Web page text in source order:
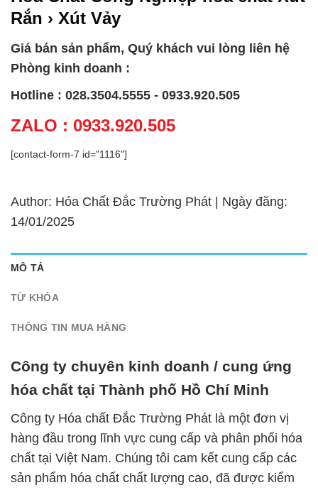
Rắn › Xút Vảy
Giá bán sản phẩm, Quý khách vui lòng liên hệ
Phòng kinh doanh :
Hotline : 028.3504.5555 - 0933.920.505
ZALO : 0933.920.505
[contact-form-7 id="1116"]
Author: Hóa Chất Đắc Trường Phát | Ngày đăng:
14/01/2025
MÔ TẢ
TỪ KHÓA
THÔNG TIN MUA HÀNG
Công ty chuyên kinh doanh / cung ứng
hóa chất tại Thành phố Hồ Chí Minh
Công ty Hóa chất Đắc Trường Phát là một đơn vị
hàng đầu trong lĩnh vực cung cấp và phân phối hóa
chất tại Việt Nam. Chúng tôi cam kết cung cấp các
sản phẩm hóa chất chất lượng cao, đã được kiểm